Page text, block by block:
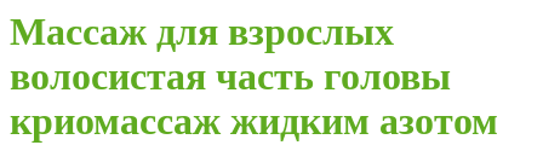
Массаж для взрослых
волосистая часть головы
криомассаж жидким азотом